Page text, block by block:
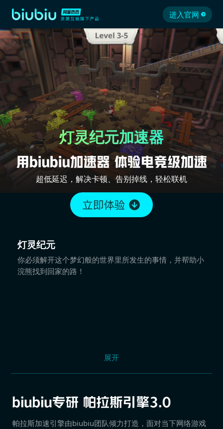
进入官网
灯灵纪元加速器
超低延迟，解决卡顿、告别掉线，轻松联机
灯灵纪元
你必须解开这个梦幻般的世界里所发生的事情，并帮助小
浣熊找到回家的路！
展开
帕拉斯加速引擎由biubiu团队倾力打造，面对当下网络游戏